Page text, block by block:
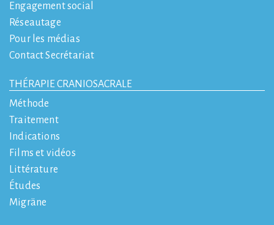
Engagement social
Réseautage
Pour les médias
Contact Secrétariat
THÉRAPIE CRANIOSACRALE
Méthode
Traitement
Indications
Films et vidéos
Littérature
Études
Migräne